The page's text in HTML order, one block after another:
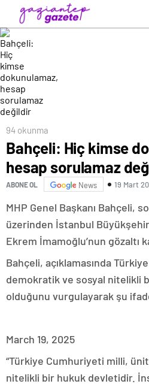
94 okunma
Bahçeli: Hiç kimse
hesap sorulamaz
ABONE OL News 19 Mart
MHP Genel Başkanı Bahçeli,
üzerinden İstanbul
Ekrem İmamoğlu’nun gözaltı
Bahçeli, açıklamasında
demokratik ve sosyal nitelikli
olduğunu vurgulayarak şu
March 19, 2025
“Türkiye Cumhuriyeti milli,
nitelikli bir hukuk devletidir.